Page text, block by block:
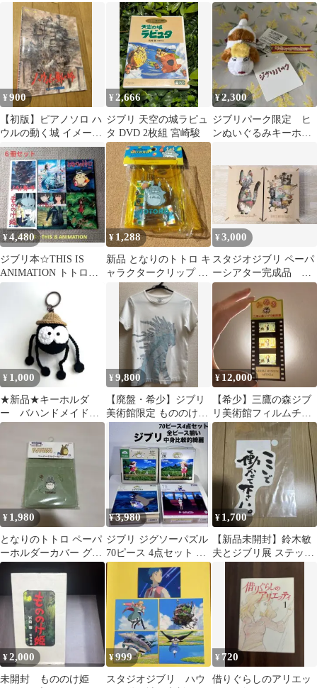
グ付 ジブリ
100日祝い 1歳 節
分 バレンタイン
ブリパーク限定❤️
¥900
【初版】ピアノソロ ハ
ウルの動く城 イメージ
交響組曲 楽譜 久石譲
ジブリ
¥2,666
ジブリ 天空の城ラピュ
タ DVD 2枚組 宮崎駿
¥2,300
ジブリパーク限定 ヒ
ンぬいぐるみキーホル
¥4,480
ジブリ本☆THIS IS
ANIMATION トトロ
ゲド戦記 ハウル６冊
¥ 1,288
新品 となりのトトロ キ
ャラクタークリップ 森
柄 トトロ スタジオジブ
¥3,000
スタジオジブリ ペーパ
ーシアター完成品 ハ
ウルの動く城 魔女の
宅急便
¥ 1,000
★新品★キーホルダ
ー バハンドメイド
まっくろくろすけ ス
スワタリ ぬいキー
¥9,800
【廃盤・希少】ジブリ
美術館限定 もののけ姫
デイダラボッチ 蓄光 T
シャツ
¥ 12,000
【希少】三鷹の森ジブ
リ美術館フィルムチケ
ット 『魔女の宅急便』
（キキとお父さん）
¥ 1,980
となりのトトロ ペーパ
ーホルダーカバー グリ
ーン (森の風)
¥3,980
ジブリ ジグソーパズル
70ピース 4点セット と
なりのトトロ 千と千尋
¥ 1,700
【新品未開封】鈴木敏
夫とジブリ展 ステッカ
さい。 レア
¥2,000
未開封 もののけ姫
¥999
スタジオジブリ ハウ
¥ 720
借りぐらしのアリエッ